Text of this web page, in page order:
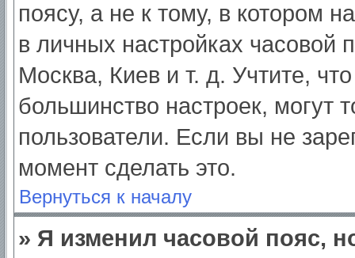
поясу, а не к тому, в котором
в личных настройках часовой
Москва, Киев и т. д. Учтите,
большинство настроек, могут
пользователи. Если вы не
момент сделать это.
Вернуться к началу
» Я изменил часовой пояс,